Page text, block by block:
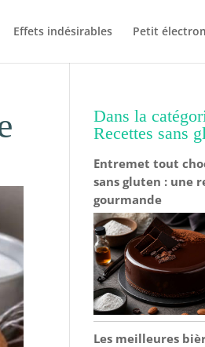
Effets indésirables Petit
Dans la
Recettes sans
Entremet tout
sans gluten : une
gourmande
Les meilleures